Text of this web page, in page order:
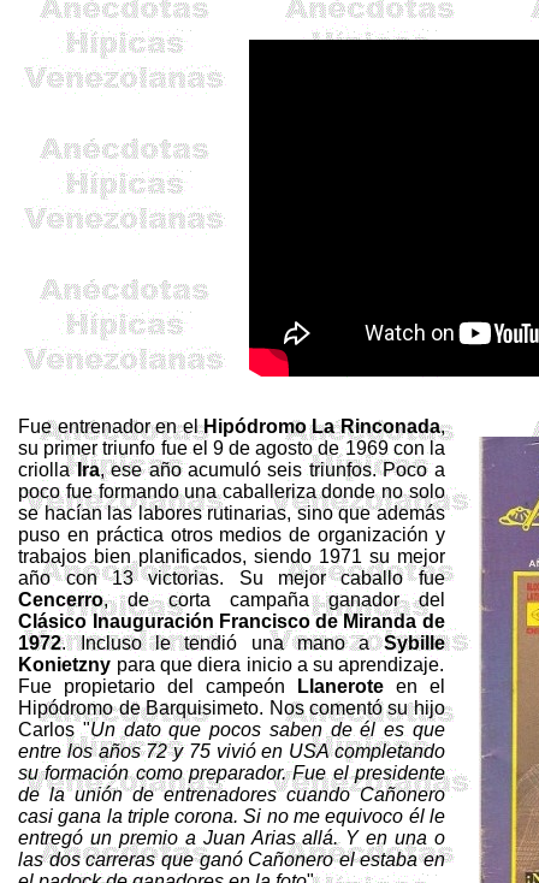
Fue entrenador en elHipódromo La Rinconada,
su primer triunfo fue el 9 de agosto de 1969 con la
criollaIra, ese año acumuló seis triunfos. Poco a
poco fue formando una caballeriza donde no solo
se hacían las labores rutinarias, sino que además
puso en práctica otros medios de organización y
trabajos bien planificados, siendo 1971 su mejor
año con 13 victorias. Su mejor caballo fue
Cencerro, de corta campaña ganador del
Clásico Inauguración Francisco de Miranda de
1972. Incluso le tendió una mano aSybille
Konietzny para que diera inicio a su aprendizaje.
Fue propietario del campeón
Llaneroteen el
Hipódromo deBarquisimeto. Nos comentó su hijo
Carlos "Undato que pocos saben de él es que
entre los años 72 y 75 vivió en USA completando
suformacióncomo preparador. Fue el presidente
de la unión de entrenadores cuando Cañonero
casi gana la triple corona. Si no me equivoco él le
entregó un premio a Juan Arias allá. Y en una o
las dos carreras que ganó Cañoneroelestaba en